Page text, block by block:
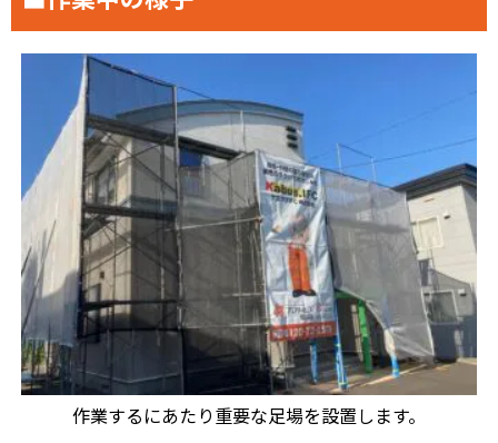
作業するにあたり重要な足場を設置します。